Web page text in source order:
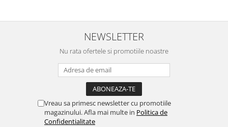
NEWSLETTER
Nu rata ofertele si promotiile noastre
Vreau sa primesc newsletter cu promotiile
magazinului. Afla mai multe in Politica de
Confidentialitate